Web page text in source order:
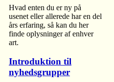
Hvad enten du er ny på
usenet eller allerede har en del
års erfaring, så kan du her
finde oplysninger af enhver
art.
Introduktion til
nyhedsgrupper